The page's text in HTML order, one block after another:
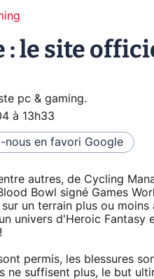
: le site
pc & gaming.
à 13h33
nous en favori Google
autres, de Cycling
Bowl signé Games
un terrain plus ou
univers d'Heroic
permis, les blessures
ne suffisent plus, le but